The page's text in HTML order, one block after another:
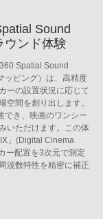
Sound
ウンド体験
Spatial Sound
ッピング）は、高精度
ーの設置状況に応じて
空間を創り出します。
でき、映画のワンシー
いただけます。この体
」(Digital Cinema
ー配置を3次元で測定
波数特性を精密に補正